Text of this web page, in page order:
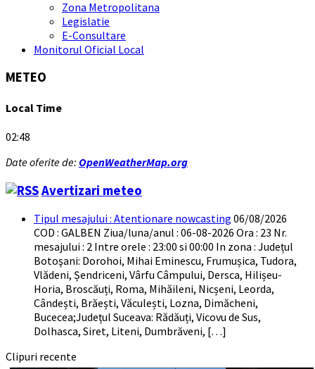
Zona Metropolitana
Legislatie
E-Consultare
Monitorul Oficial Local
METEO
Local Time
02:48
Date oferite de: OpenWeatherMap.org
Avertizari meteo
Tipul mesajului : Atentionare nowcasting 06/08/2026
COD : GALBEN Ziua/luna/anul : 06-08-2026 Ora : 23 Nr.
mesajului : 2 Intre orele : 23:00 si 00:00 In zona : Județul
Botoşani: Dorohoi, Mihai Eminescu, Frumușica, Tudora,
Vlădeni, Șendriceni, Vârfu Câmpului, Dersca, Hilișeu-
Horia, Broscăuți, Roma, Mihăileni, Nicșeni, Leorda,
Cândești, Brăești, Văculești, Lozna, Dimăcheni,
Bucecea;Județul Suceava: Rădăuți, Vicovu de Sus,
Dolhasca, Siret, Liteni, Dumbrăveni, […]
Clipuri recente